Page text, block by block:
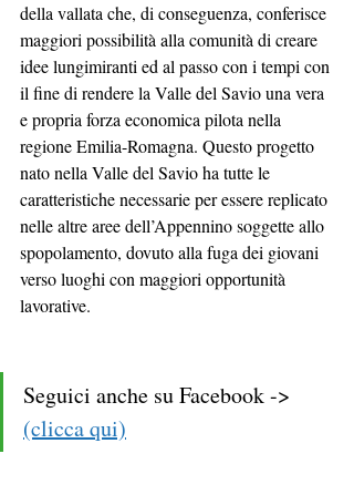
della vallata che, di conseguenza, conferisce
maggiori possibilità alla comunità di creare
idee lungimiranti ed al passo con i tempi con
il fine di rendere la Valle del Savio una vera
e propria forza economica pilota nella
regione Emilia-Romagna. Questo progetto
nato nella Valle del Savio ha tutte le
caratteristiche necessarie per essere replicato
nelle altre aree dell’Appennino soggette allo
spopolamento, dovuto alla fuga dei giovani
verso luoghi con maggiori opportunità
lavorative.
Seguici anche su Facebook ->
(clicca qui)